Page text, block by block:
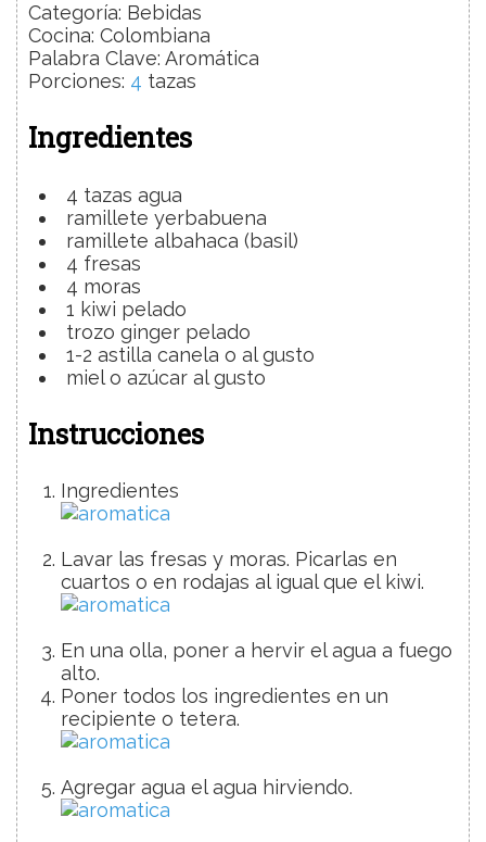
Categoría: Bebidas
Cocina: Colombiana
Palabra Clave: Aromática
Porciones: 4 tazas
Ingredientes
4 tazas agua
ramillete yerbabuena
ramillete albahaca (basil)
4 fresas
4 moras
1 kiwi pelado
trozo ginger pelado
1-2 astilla canela o al gusto
miel o azúcar al gusto
Instrucciones
Ingredientes
Lavar las fresas y moras. Picarlas en
cuartos o en rodajas al igual que el kiwi.
En una olla, poner a hervir el agua a fuego
alto.
Poner todos los ingredientes en un
recipiente o tetera.
Agregar agua el agua hirviendo.